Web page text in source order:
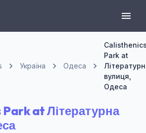
Україна Одеса
Park at
вулиця,
Одеса
at Літературна